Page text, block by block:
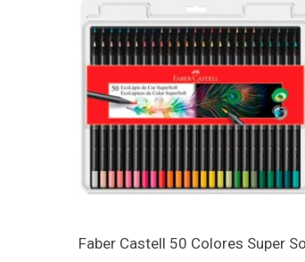
Faber Castell 50 Colores Super